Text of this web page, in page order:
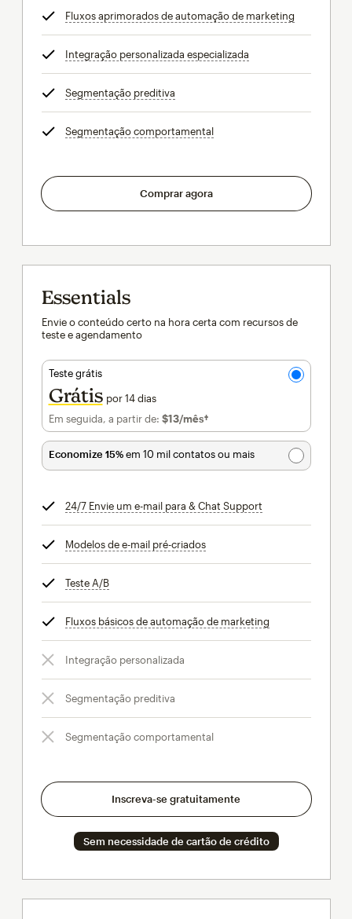
Fluxos aprimorados de automação de marketing
Integração personalizada especializada
Segmentação preditiva
Segmentação comportamentaldica
Comprar agora
Essentials
Envie o conteúdo certo na hora certa com recursos de
teste e agendamento
Teste grátis
Grátis por 14 dias
Em seguida, a partir de: $13/mês†por mês†
Economize 15%em 10 mil contatos ou mais
24/7 Envie um e-mail para & Chat Support
Modelos de e-mail pré-criadosdica
Teste A/Bdica
Fluxos básicos de automação de marketing
Integração personalizada
Segmentação preditiva
Segmentação comportamental
Inscreva-se gratuitamente
Sem necessidade de cartão de crédito